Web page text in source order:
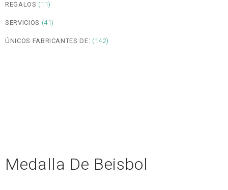
REGALOS (11)
SERVICIOS (41)
ÚNICOS FABRICANTES DE: (142)
Medalla De Beisbol